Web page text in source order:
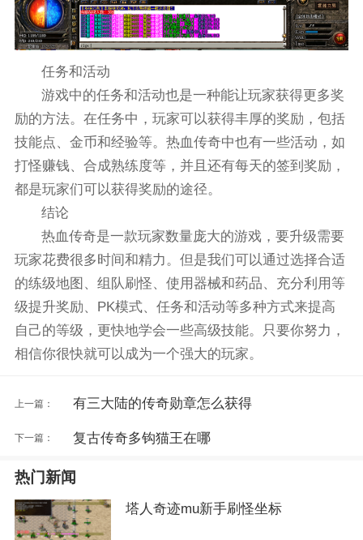
任务和活动
游戏中的任务和活动也是一种能让玩家获得更多奖
励的方法。在任务中，玩家可以获得丰厚的奖励，包括
技能点、金币和经验等。热血传奇中也有一些活动，如
打怪赚钱、合成熟练度等，并且还有每天的签到奖励，
都是玩家们可以获得奖励的途径。
结论
热血传奇是一款玩家数量庞大的游戏，要升级需要
玩家花费很多时间和精力。但是我们可以通过选择合适
的练级地图、组队刷怪、使用器械和药品、充分利用等
级提升奖励、PK模式、任务和活动等多种方式来提高
自己的等级，更快地学会一些高级技能。只要你努力，
相信你很快就可以成为一个强大的玩家。
上一篇： 有三大陆的传奇勋章怎么获得
下一篇： 复古传奇多钩猫王在哪
热门新闻
塔人奇迹mu新手刷怪坐标